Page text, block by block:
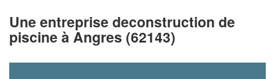
Une entreprise deconstruction de
piscine à Angres (62143)
nouveaux clients
!